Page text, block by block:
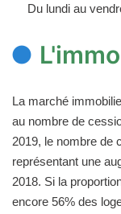
Du lundi au
La marché
au nombre de
2019, le nombre de
représentant une
2018. Si la
encore 56% des